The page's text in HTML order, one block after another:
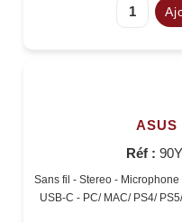
ASUS
Réf :
Sans fil - Stereo -
USB-C - PC/ MAC/ PS4/